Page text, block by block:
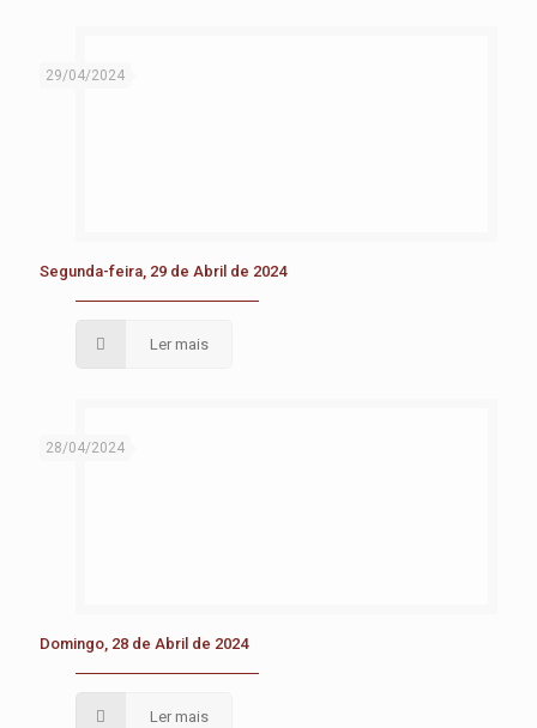
29/04/2024
Segunda-feira, 29 de Abril de 2024
Ler mais
28/04/2024
Domingo, 28 de Abril de 2024
Ler mais